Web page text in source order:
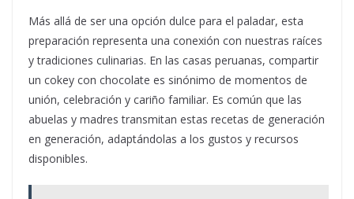
Más allá de ser una opción dulce para el paladar, esta
preparación representa una conexión con nuestras raíces
y tradiciones culinarias. En las casas peruanas, compartir
un cokey con chocolate es sinónimo de momentos de
unión, celebración y cariño familiar. Es común que las
abuelas y madres transmitan estas recetas de generación
en generación, adaptándolas a los gustos y recursos
disponibles.